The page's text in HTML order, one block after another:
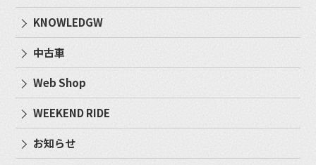
KNOWLEDGW
中古車
Web Shop
WEEKEND RIDE
お知らせ